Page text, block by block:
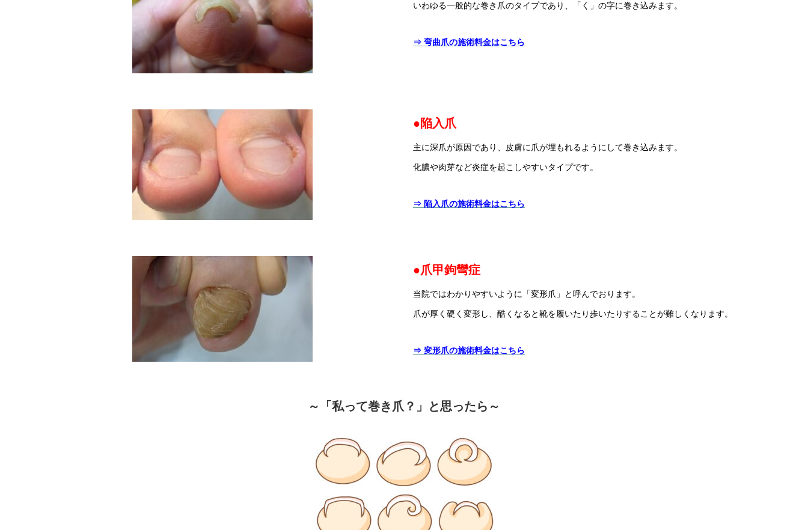
いわゆる一般的な巻き爪のタイプであり、「く」の字に巻き込みます。
⇒ 弯曲爪の施術料金はこちら
●陥入爪
主に深爪が原因であり、皮膚に爪が埋もれるようにして巻き込みます。
化膿や肉芽など炎症を起こしやすいタイプです。
⇒ 陥入爪の施術料金はこちら
●爪甲鉤彎症
当院ではわかりやすいように「変形爪」と呼んでおります。
爪が厚く硬く変形し、酷くなると靴を履いたり歩いたりすることが難しくなります。
⇒ 変形爪の施術料金はこちら
～「私って巻き爪？」と思ったら～